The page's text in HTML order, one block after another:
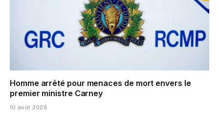
Homme arrêté pour menaces de mort envers le
premier ministre Carney
10 août 2026